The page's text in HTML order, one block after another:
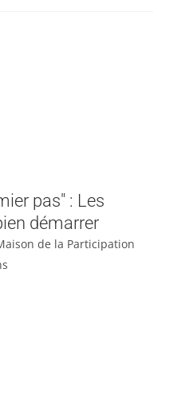
pas" : Les
démarrer
de la Participation